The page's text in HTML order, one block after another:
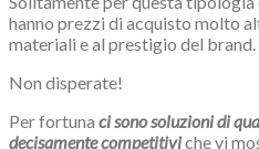
hanno prezzi di acquisto molto
materiali e al prestigio del brand.
Non disperate!
Per fortuna ci sono soluzioni di
decisamente competitiviche vi